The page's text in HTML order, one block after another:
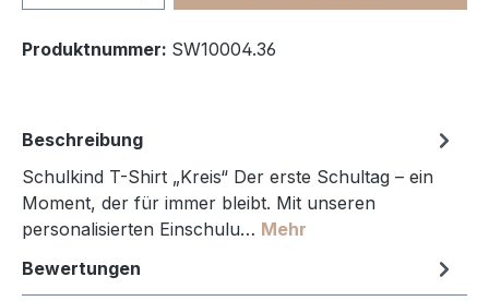
Produktnummer: SW10004.36
Beschreibung
Schulkind T-Shirt „Kreis“ Der erste Schultag – ein
Moment, der für immer bleibt. Mit unseren
personalisierten Einschulu… Mehr
Bewertungen